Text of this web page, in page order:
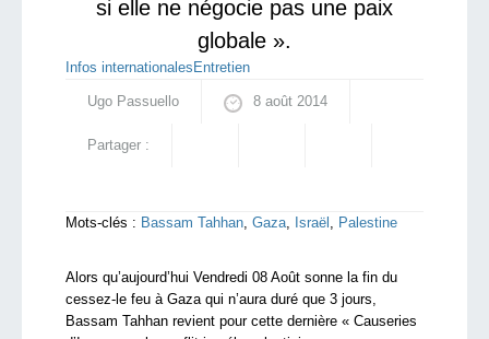
si elle ne négocie pas une paix
globale ».
Infos internationales Entretien
Ugo Passuello 8 août 2014
Partager :
Mots-clés : Bassam Tahhan, Gaza, Israël , Palestine
Alors qu’aujourd’hui Vendredi 08 Août sonne la fin du
cessez-le feu à Gaza qui n’aura duré que 3 jours,
Bassam Tahhan revient pour cette dernière « Causeries